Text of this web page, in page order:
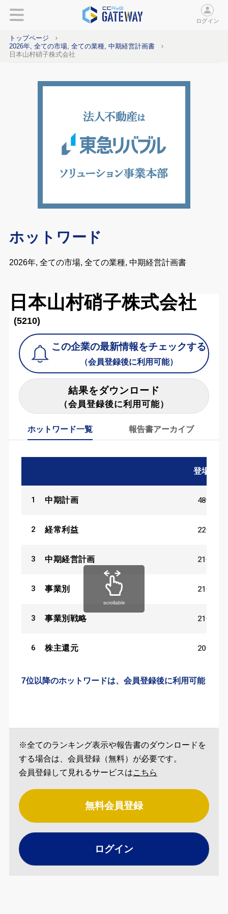
ログイン
トップページ
2026年, 全ての市場, 全ての業種, 中期経営計画書
日本山村硝子株式会社
ホットワード
2026年, 全ての市場, 全ての業種, 中期経営計画書
日本山村硝子株式会社
(5210)
この企業の最新情報をチェックする
（会員登録後に利用可能）
結果をダウンロード
（会員登録後に利用可能）
ホットワード一覧 報告書アーカイブ
登場数
1 中期計画 48件
2 経常利益 22件
3 中期経営計画 21件
3 事業別 21件
3 事業別戦略 21件
6 株主還元 20件
7位以降のホットワードは、会員登録後に利用可能
scrollable
※全てのランキング表示や報告書のダウンロードを
する場合は、会員登録（無料）が必要です。
会員登録して見れるサービスはこちら
無料会員登録
ログイン